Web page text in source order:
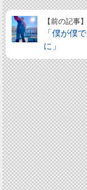
【前の記事】
「僕が僕
に」